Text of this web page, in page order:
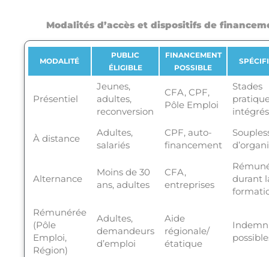
Modalités d’accès et dispositifs de
MODALITÉ
PUBLIC
ÉLIGIBLE
FINANCEMENT
POSSIBLE
Présentiel
Jeunes,
adultes,
reconversion
CFA, CPF,
Pôle Emploi
Stades
intégrés
À distance
Adultes,
salariés
CPF, auto-
financement
Alternance
Moins de 30
ans, adultes
CFA,
entreprises
durant
Rémunérée
(Pôle
Emploi,
Région)
Adultes,
demandeurs
d’emploi
Aide
régionale/
étatique